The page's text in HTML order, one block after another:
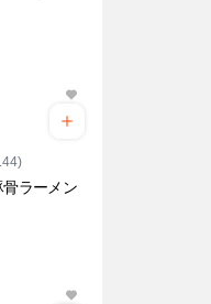
骨ラーメン